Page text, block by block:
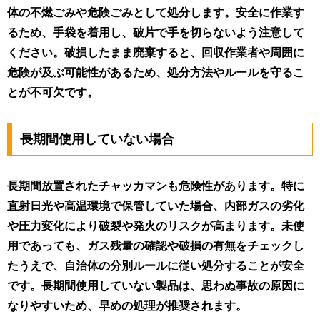
体の不燃ごみや危険ごみとして処分します。安全に作業す
るため、手袋を着用し、破片で手を切らないよう注意して
ください。破損したまま廃棄すると、回収作業者や周囲に
危険が及ぶ可能性があるため、処分方法やルールを守るこ
とが不可欠です。
長期間使用していない場合
長期間放置されたチャッカマンも危険性があります。特に
直射日光や高温環境で保管していた場合、内部ガスの劣化
や圧力変化により破裂や発火のリスクが高まります。未使
用であっても、ガス残量の確認や破損の有無をチェックし
たうえで、自治体の分別ルールに従い処分することが安全
です。長期間使用していない製品は、思わぬ事故の原因に
なりやすいため、早めの処理が推奨されます。